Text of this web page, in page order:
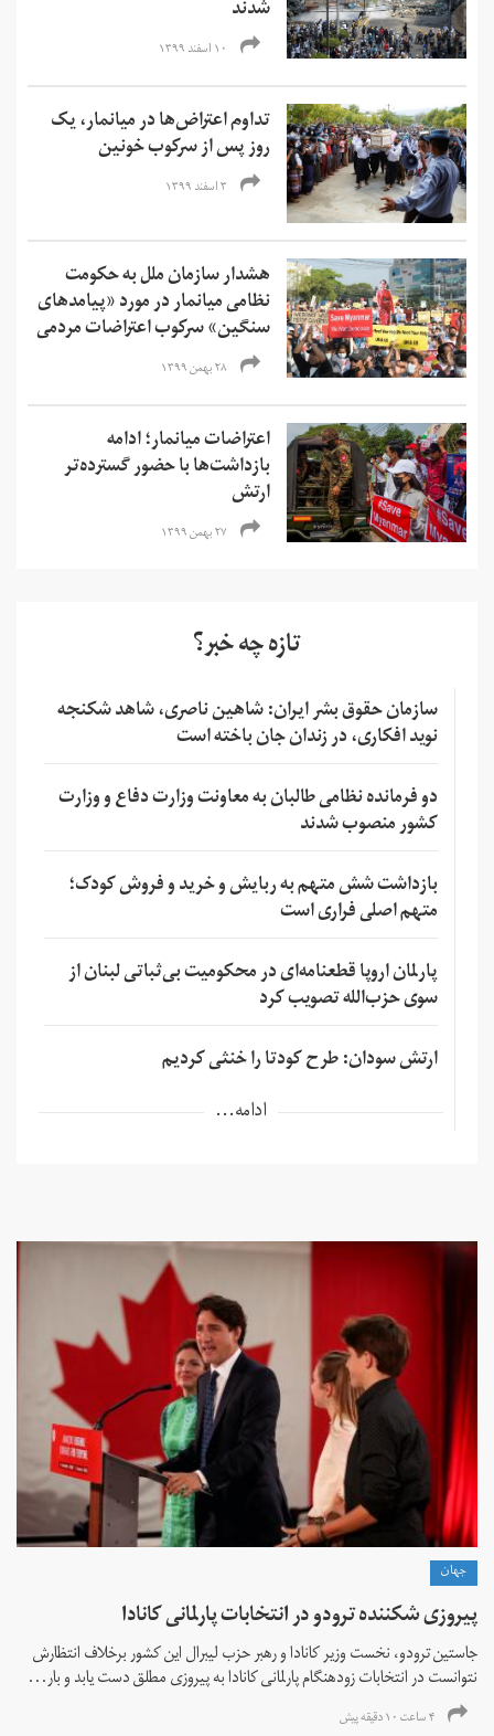
شدند
۱۰ اسفند ۱۳۹۹
تداوم اعتراض‌ها در میانمار، یک
روز پس از سرکوب خونین
۳ اسفند ۱۳۹۹
هشدار سازمان ملل به حکومت
نظامی میانمار در مورد «پیامدهای
سنگین» سرکوب اعتراضات مردمی
۲۸ بهمن ۱۳۹۹
اعتراضات میانمار؛ ادامه
بازداشت‌ها با حضور گسترده‌تر
ارتش
۲۷ بهمن ۱۳۹۹
تازه چه خبر؟
سازمان حقوق بشر ایران: شاهین ناصری، شاهد شکنجه
نوید افکاری، در زندان جان باخته است
دو فرمانده نظامی طالبان به معاونت وزارت دفاع و وزارت
کشور منصوب شدند
بازداشت شش متهم به ربایش و خرید و فروش کودک؛
متهم اصلی فراری است
پارلمان اروپا قطعنامه‌ای در محکومیت بی‌ثباتی لبنان از
سوی حزب‌الله تصویب کرد
ارتش سودان: طرح کودتا را خنثی کردیم
ادامه...
جهان
پیروزی شکننده ترودو در انتخابات پارلمانی کانادا
جاستین ترودو، نخست وزیر کانادا و رهبر حزب لیبرال این کشور برخلاف انتظارش
نتوانست در انتخابات زود‌هنگام پارلمانی کانادا به پیروزی مطلق دست یابد و بار...
۴ ساعت ۱۰ دقیقه پیش